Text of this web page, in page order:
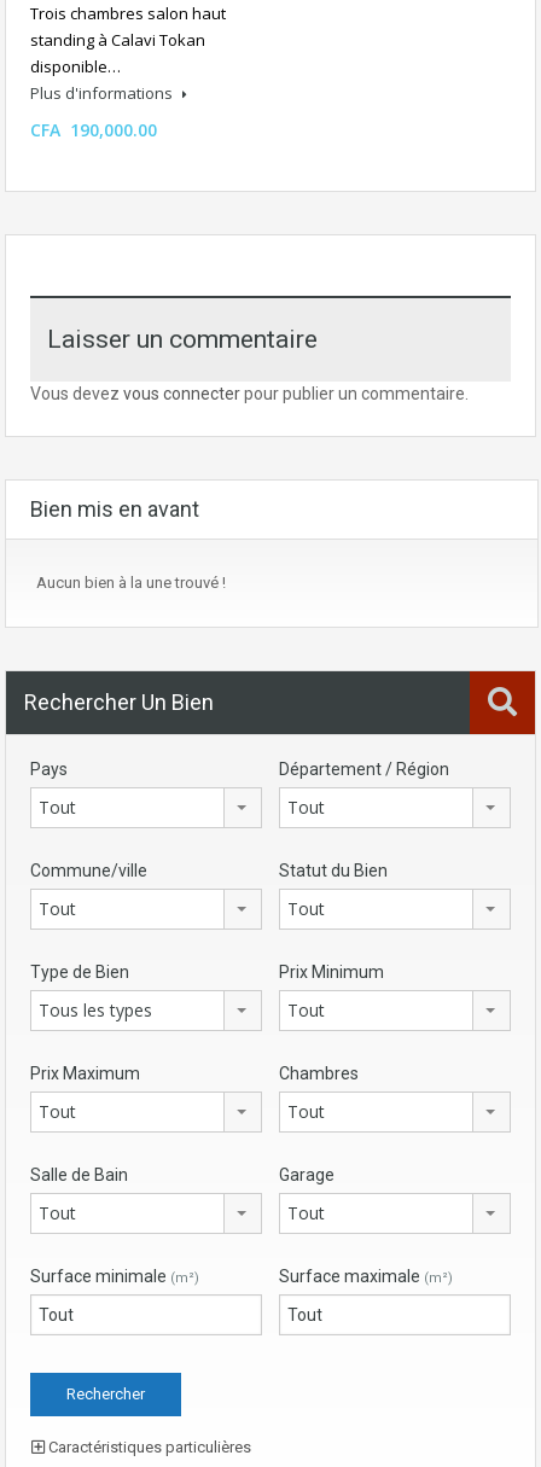
Trois chambres salon haut
standing à Calavi Tokan
disponible…
Plus d'informations
CFA 190,000.00
Laisser un commentaire
Vous devez vous connecterpour publier un commentaire.
Bien mis en avant
Aucun bien à la une trouvé !
Rechercher Un Bien
Pays
Tout
Département / Région
Tout
Commune/ville
Tout
Statut du Bien
Tout
Type de Bien
Tous les types
Prix Minimum
Tout
Prix Maximum
Tout
Chambres
Tout
Salle de Bain
Tout
Garage
Tout
Surface minimale (m²) Surface maximale (m²)
Caractéristiques particulières